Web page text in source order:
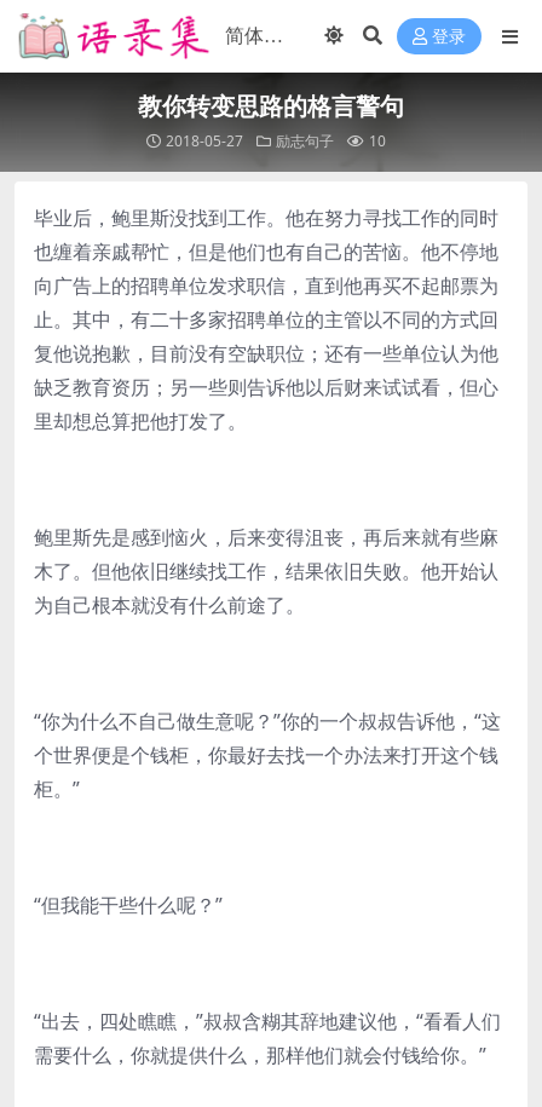
登录
教你转变思路的格言警句
2018-05-27 励志句子 10
毕业后，鲍里斯没找到工作。他在努力寻找工作的同时
也缠着亲戚帮忙，但是他们也有自己的苦恼。他不停地
向广告上的招聘单位发求职信，直到他再买不起邮票为
止。其中，有二十多家招聘单位的主管以不同的方式回
复他说抱歉，目前没有空缺职位；还有一些单位认为他
缺乏教育资历；另一些则告诉他以后财来试试看，但心
里却想总算把他打发了。
鲍里斯先是感到恼火，后来变得沮丧，再后来就有些麻
木了。但他依旧继续找工作，结果依旧失败。他开始认
为自己根本就没有什么前途了。
“你为什么不自己做生意呢？”你的一个叔叔告诉他，“这
个世界便是个钱柜，你最好去找一个办法来打开这个钱
柜。”
“但我能干些什么呢？”
“出去，四处瞧瞧，”叔叔含糊其辞地建议他，“看看人们
需要什么，你就提供什么，那样他们就会付钱给你。”